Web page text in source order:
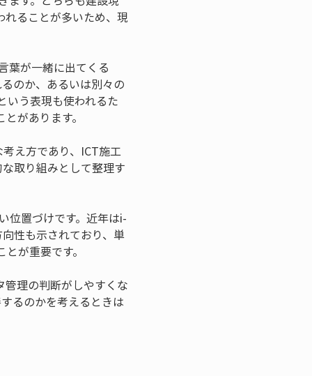
ることが多いため、現
葉が一緒に出てくる
のか、あるいは別々の
いう表現も使われるた
があります。
え方であり、ICT施工
取り組みとして整理す
位置づけです。近年はi-
性も示されており、単
が重要です。
理の判断がしやすくな
るのかを考えるときは